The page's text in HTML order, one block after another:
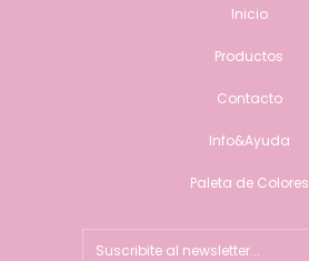
Inicio
Productos
Contacto
Info&Ayuda
Paleta de Colores